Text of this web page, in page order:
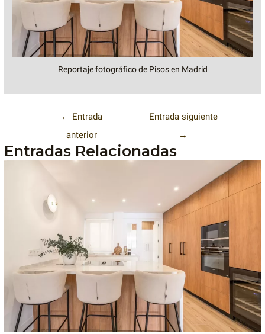
Reportaje fotográfico de Pisos en Madrid
← Entrada
anterior
Entrada siguiente
→
Entradas Relacionadas